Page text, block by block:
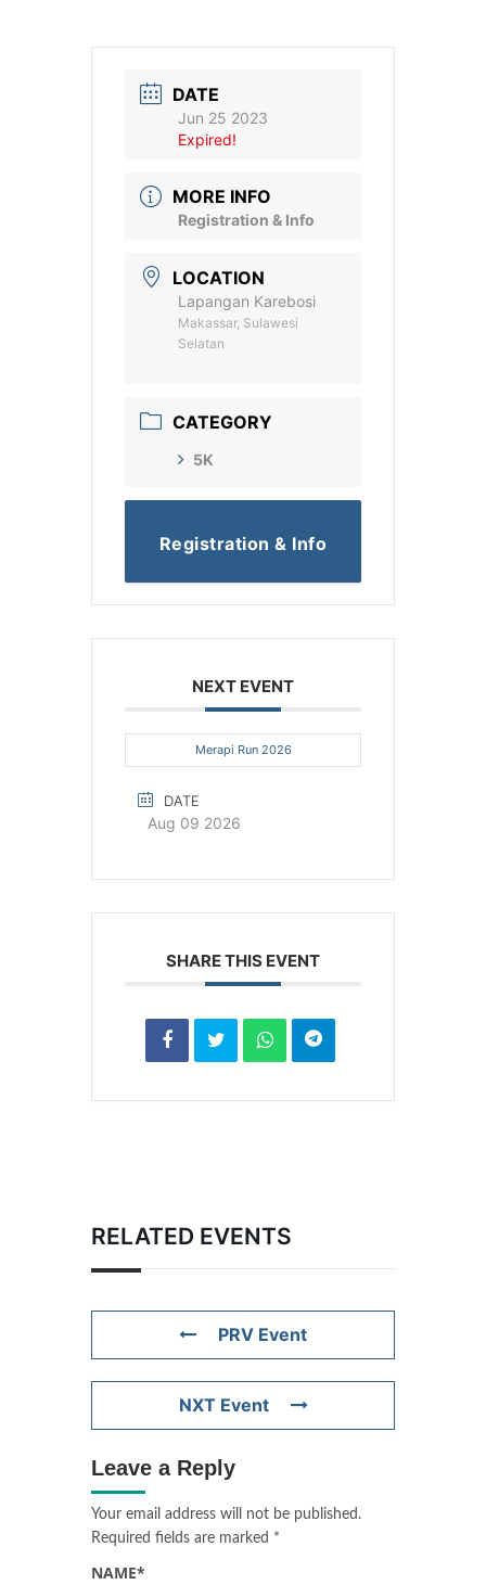
DATE
Jun 25 2023
Expired!
MORE INFO
Registration & Info
LOCATION
Lapangan Karebosi
Makassar, Sulawesi
Selatan
CATEGORY
5K
Registration & Info
NEXT EVENT
Merapi Run 2026
DATE
Aug 09 2026
SHARE THIS EVENT
RELATED EVENTS
PRV Event
NXT Event
Leave a Reply
Your email address will not be published.
Required fields are marked *
NAME*